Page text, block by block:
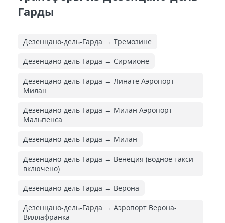
Гарды
Дезенцано-дель-Гарда → Тремозине
Дезенцано-дель-Гарда → Сирмионе
Дезенцано-дель-Гарда → Линате Аэропорт
Милан
Дезенцано-дель-Гарда → Милан Аэропорт
Мальпенса
Дезенцано-дель-Гарда → Милан
Дезенцано-дель-Гарда → Венеция (водное такси
включено)
Дезенцано-дель-Гарда → Верона
Дезенцано-дель-Гарда → Аэропорт Верона-
Виллафранка